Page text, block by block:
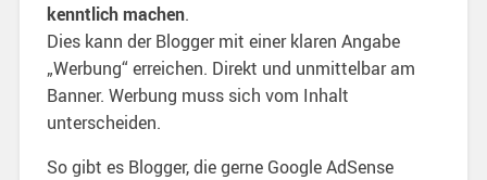
kenntlich machen.
Dies kann der Blogger mit einer klaren Angabe
„Werbung“ erreichen. Direkt und unmittelbar am
Banner. Werbung muss sich vom Inhalt
unterscheiden.
So gibt es Blogger, die gerne Google AdSense